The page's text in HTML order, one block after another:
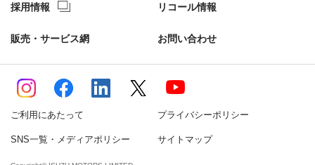
採用情報 リコール情報
販売・サービス網 お問い合わせ
ご利用にあたって プライバシーポリシー
SNS一覧・メディアポリシー サイトマップ